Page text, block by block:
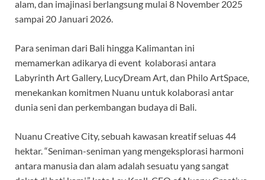
alam, dan imajinasi berlangsung mulai 8 November 2025
sampai 20 Januari 2026.
Para seniman dari Bali hingga Kalimantan ini
memamerkan adikarya di event kolaborasi antara
Labyrinth Art Gallery, LucyDream Art, dan Philo ArtSpace,
menekankan komitmen Nuanu untuk kolaborasi antar
dunia seni dan perkembangan budaya di Bali.
Nuanu Creative City, sebuah kawasan kreatif seluas 44
hektar. “Seniman-seniman yang mengeksplorasi harmoni
antara manusia dan alam adalah sesuatu yang sangat